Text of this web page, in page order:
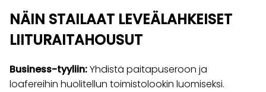
NÄIN STAILAAT LEVEÄLAHKEISET
LIITURAITAHOUSUT
Business-tyyliin:Yhdistä paitapuseroon ja
loafereihin huolitellun toimistolookin luomiseksi.